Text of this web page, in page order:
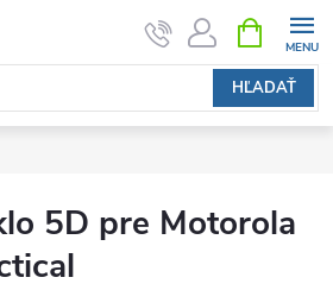
HĽADAŤ
KOŠÍK
5D pre Motorola